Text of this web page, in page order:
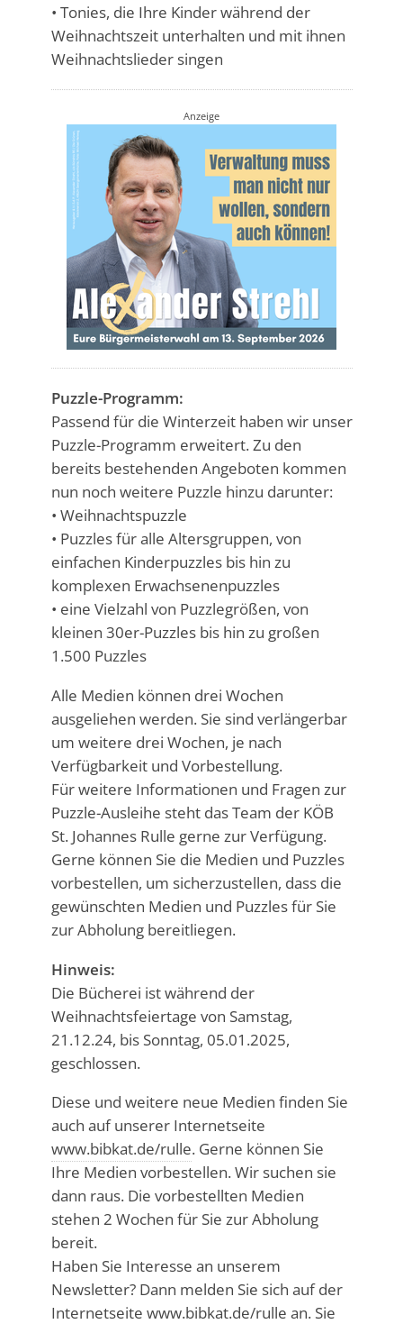
• Tonies, die Ihre Kinder während der
Weihnachtszeit unterhalten und mit ihnen
Weihnachtslieder singen
Anzeige
Puzzle-Programm:
Passend für die Winterzeit haben wir unser
Puzzle-Programm erweitert. Zu den
bereits bestehenden Angeboten kommen
nun noch weitere Puzzle hinzu darunter:
• Weihnachtspuzzle
• Puzzles für alle Altersgruppen, von
einfachen Kinderpuzzles bis hin zu
komplexen Erwachsenenpuzzles
• eine Vielzahl von Puzzlegrößen, von
kleinen 30er-Puzzles bis hin zu großen
1.500 Puzzles
Alle Medien können drei Wochen
ausgeliehen werden. Sie sind verlängerbar
um weitere drei Wochen, je nach
Verfügbarkeit und Vorbestellung.
Für weitere Informationen und Fragen zur
Puzzle-Ausleihe steht das Team der KÖB
St. Johannes Rulle gerne zur Verfügung.
Gerne können Sie die Medien und Puzzles
vorbestellen, um sicherzustellen, dass die
gewünschten Medien und Puzzles für Sie
zur Abholung bereitliegen.
Hinweis:
Die Bücherei ist während der
Weihnachtsfeiertage von Samstag,
21.12.24, bis Sonntag, 05.01.2025,
geschlossen.
Diese und weitere neue Medien finden Sie
auch auf unserer Internetseite
www.bibkat.de/rulle. Gerne können Sie
Ihre Medien vorbestellen. Wir suchen sie
dann raus. Die vorbestellten Medien
stehen 2 Wochen für Sie zur Abholung
bereit.
Haben Sie Interesse an unserem
Newsletter? Dann melden Sie sich auf der
Internetseite www.bibkat.de/rulle an. Sie